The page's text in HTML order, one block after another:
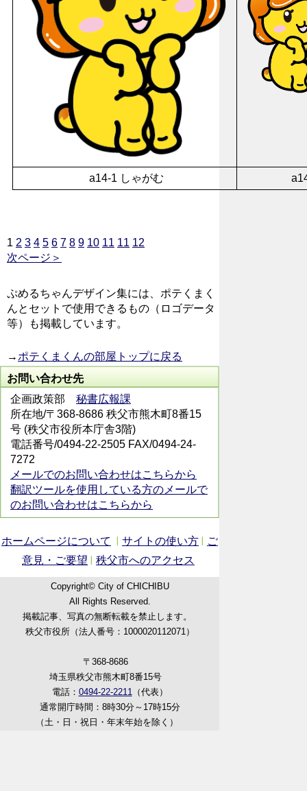
a14-1 しゃがむ
1 2 3 4 5 6 7 8 9 10 11 11 12
次ページ＞
ぷめるちゃんデザイン集には、ポテくまく
んとセットで使用できるもの（ロゴデータ
等）も掲載しています。
→ ポテくまくんの部屋トップに戻る
お問い合わせ先
企画政策部 秘書広報課
所在地/〒368-8686 秩父市熊木町8番15
号 (秩父市役所本庁舎3階)
電話番号/0494-22-2505 FAX/0494-24-
7272
メールでのお問い合わせはこちらから
翻訳ツールを使用している方のメールで
のお問い合わせはこちらから
ホームページについて サイトの使い方
ご
意見・ご要望
秩父市へのアクセス
Copyright© City of CHICHIBU
All Rights Reserved.
掲載記事、写真の無断転載を禁止します。
秩父市役所（法人番号：1000020112071）
〒368-8686
埼玉県秩父市熊木町8番15号
電話： 0494-22-2211（代表）
通常開庁時間：8時30分～17時15分
（土・日・祝日・年末年始を除く）